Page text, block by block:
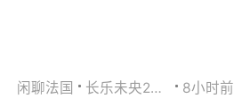
闲聊法国 长乐未央2015 8小时前